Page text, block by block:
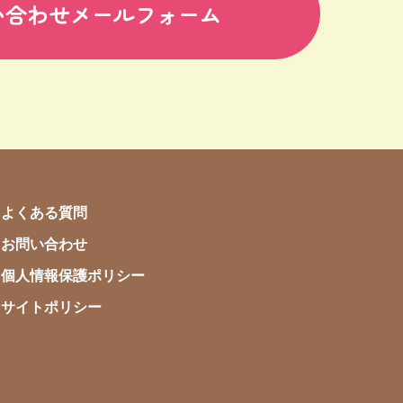
わせメールフォーム
よくある質問
お問い合わせ
個人情報保護ポリシー
サイトポリシー